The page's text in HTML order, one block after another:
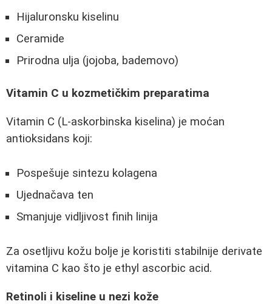
Hijaluronsku kiselinu
Ceramide
Prirodna ulja (jojoba, bademovo)
Vitamin C u kozmetičkim preparatima
Vitamin C (L-askorbinska kiselina) je moćan
antioksidans koji:
Pospešuje sintezu kolagena
Ujednačava ten
Smanjuje vidljivost finih linija
Za osetljivu kožu bolje je koristiti stabilnije derivate
vitamina C kao što je ethyl ascorbic acid.
Retinoli i kiseline u nezi kože